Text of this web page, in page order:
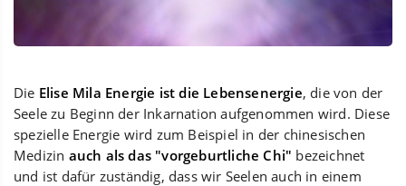
Die Elise Mila Energie ist die Lebensenergie, die von der
Seele zu Beginn der Inkarnation aufgenommen wird. Diese
spezielle Energie wird zum Beispiel in der chinesischen
Medizin auch als das "vorgeburtliche Chi" bezeichnet
und ist dafür zuständig, dass wir Seelen auch in einem